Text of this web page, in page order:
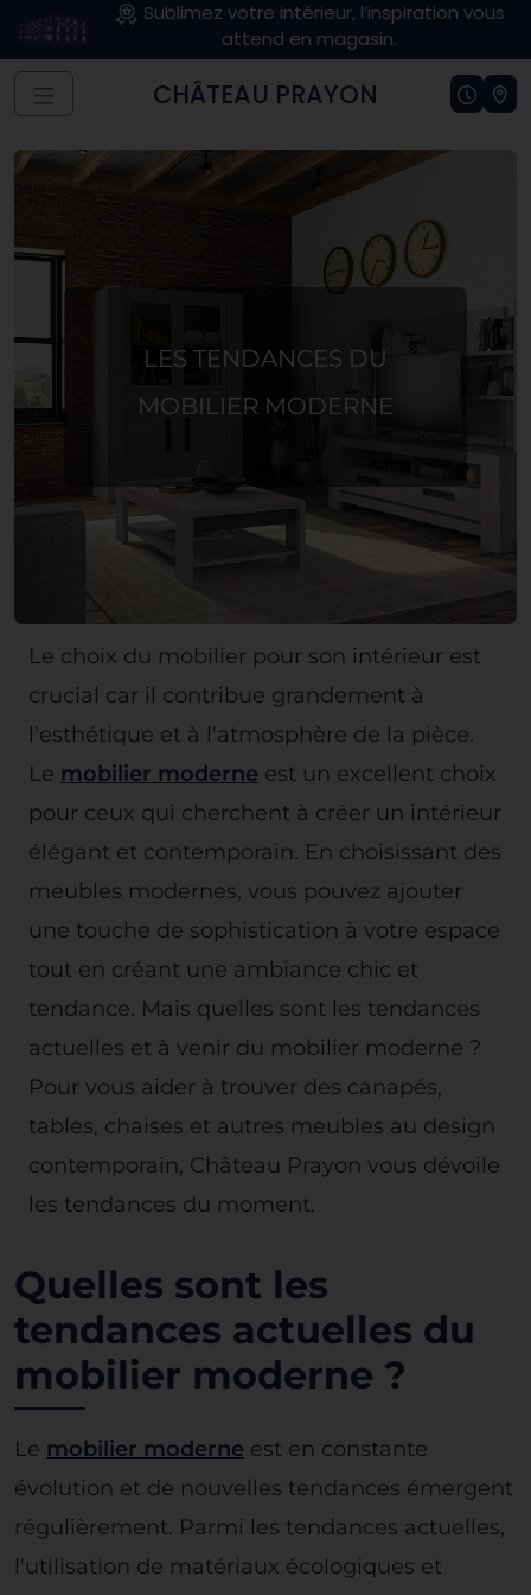
Sublimez votre intérieur, l’inspiration vous
attend en magasin.
CHÂTEAU PRAYON
LES TENDANCES DU
MOBILIER MODERNE
Le choix du mobilier pour son intérieur est
crucial car il contribue grandement à
l'esthétique et à l'atmosphère de la pièce.
Le mobilier moderne est un excellent choix
pour ceux qui cherchent à créer un intérieur
élégant et contemporain. En choisissant des
meubles modernes, vous pouvez ajouter
une touche de sophistication à votre espace
tout en créant une ambiance chic et
tendance. Mais quelles sont les tendances
actuelles et à venir du mobilier moderne ?
Pour vous aider à trouver des canapés,
tables, chaises et autres meubles au design
contemporain, Château Prayon vous dévoile
les tendances du moment.
Quelles sont les
tendances actuelles du
mobilier moderne ?
Le mobilier moderne est en constante
évolution et de nouvelles tendances émergent
régulièrement. Parmi les tendances actuelles,
l'utilisation de matériaux écologiques et